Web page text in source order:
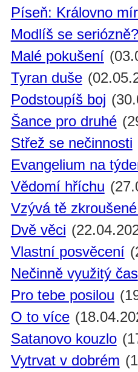
Píseň: Královno
Modlíš se seriózně?
Malé pokušení
Tyran duše
Podstoupíš boj
Šance pro druhé
Střež se nečinnosti
Evangelium na
Vědomí hříchu
Vzývá tě
Dvě věci
Vlastní posvěcení
Nečinně využitý čas
Pro tebe posilou
O to více
Satanovo kouzlo
Vytrvat v dobrém